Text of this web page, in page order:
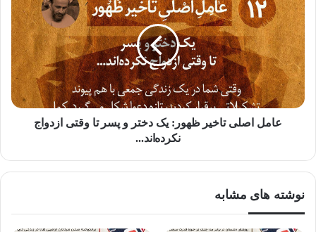
با بیان جمله کوتاه «رسانه پیام است»، رویکردی تازه در رسانه
ارائه داد.
🔸 او باور داشت هر یک از رسانه ها، بر کارکرد یک یا چند حس از
حواس ما تاثیر می‌گذارند و معتقد بود که تلویزیون، دوباره زندگی
ما را بصورت قبیله ای در خواهد آورد و ما بر اثر آن، از دولت_
داشت.
عامل اصلی تاخیر ظهور: یک دختر و پسر تا وقتی ازدواج
نکرده‌اند...
نوشته های مشابه